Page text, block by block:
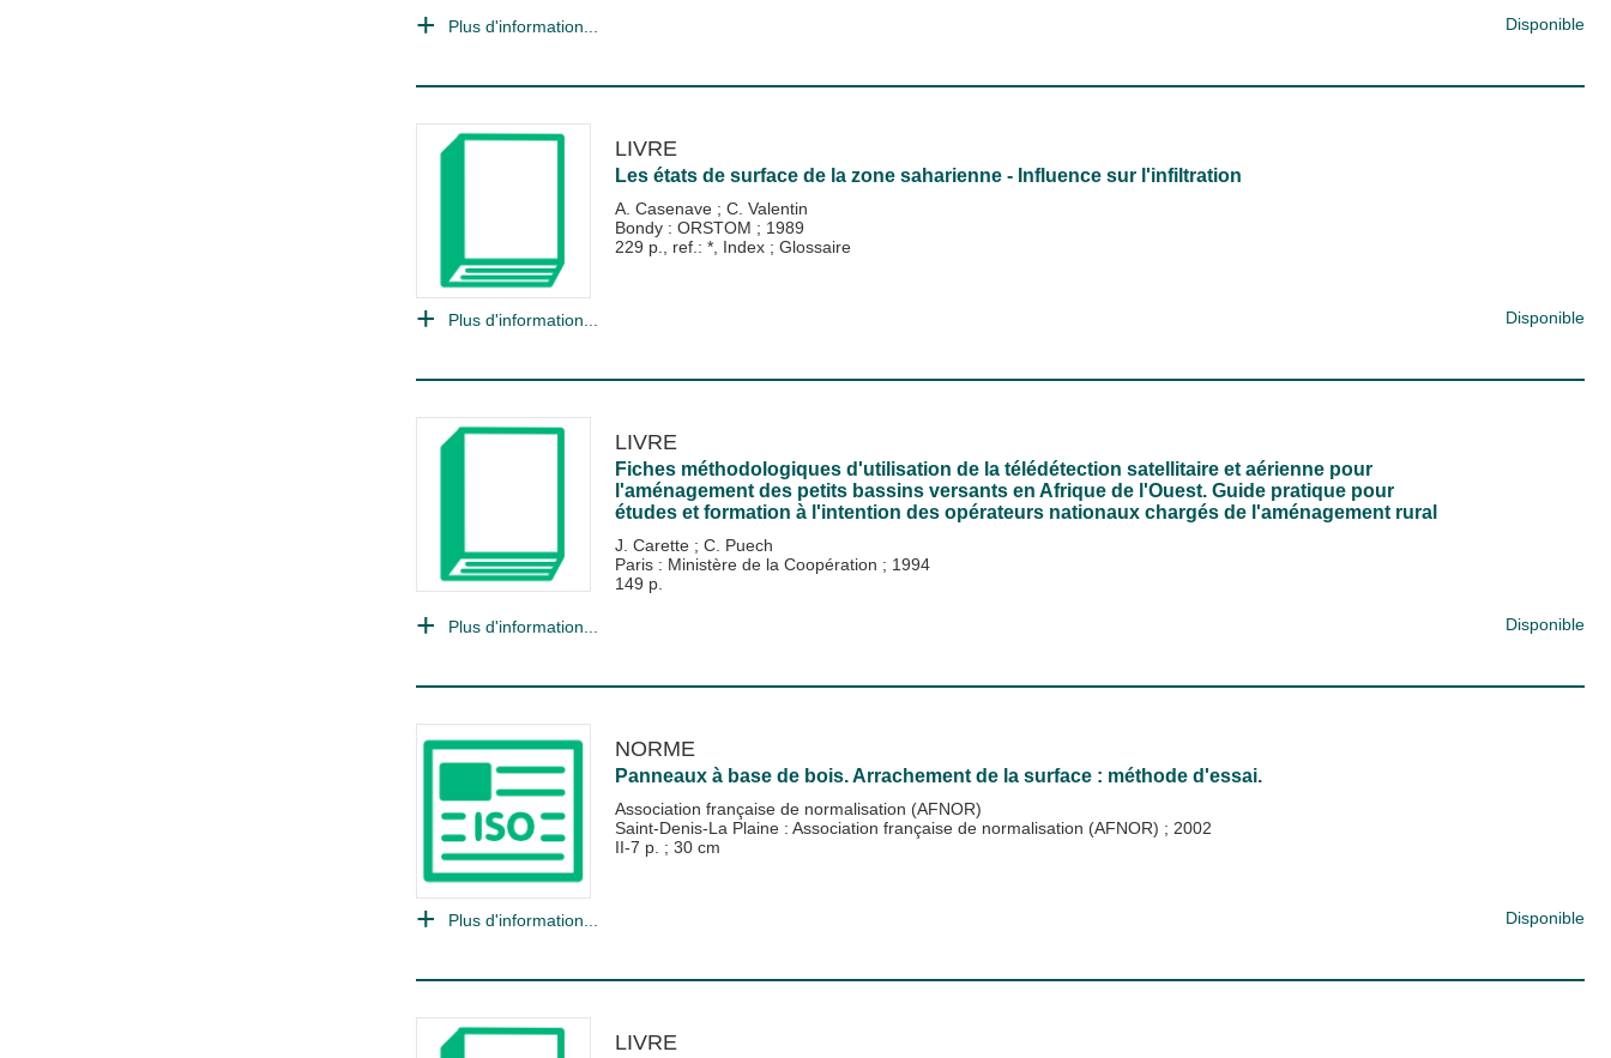
Plus d'information... Disponible
LIVRE
Les états de surface de la zone saharienne - Influence sur l'infiltration
A. Casenave ; C. Valentin
Bondy : ORSTOM ; 1989
229 p., ref.: *, Index ; Glossaire
Plus d'information... Disponible
LIVRE
Fiches méthodologiques d'utilisation de la télédétection satellitaire et aérienne pour
l'aménagement des petits bassins versants en Afrique de l'Ouest. Guide pratique pour
études et formation à l'intention des opérateurs nationaux chargés de l'aménagement rural
J. Carette ; C. Puech
Paris : Ministère de la Coopération ; 1994
149 p.
Plus d'information... Disponible
NORME
Panneaux à base de bois. Arrachement de la surface : méthode d'essai.
Association française de normalisation (AFNOR)
Saint-Denis-La Plaine : Association française de normalisation (AFNOR) ; 2002
II-7 p. ; 30 cm
Plus d'information... Disponible
LIVRE